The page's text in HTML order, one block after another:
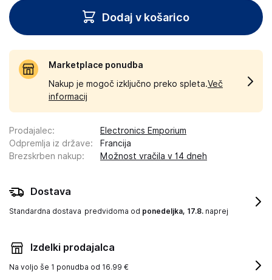
Dodaj v košarico
Marketplace ponudba
Nakup je mogoč izključno preko spleta.Več
informacij
Prodajalec:
Electronics Emporium
Odpremlja iz države:
Francija
Brezskrben nakup: Možnost vračila v 14 dneh
Dostava
Standardna dostava predvidoma od ponedeljka, 17.8. naprej
Izdelki prodajalca
Na voljo še 1 ponudba od 16.99 €